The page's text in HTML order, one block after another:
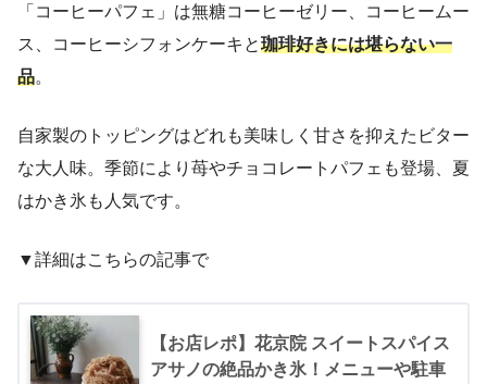
「コーヒーパフェ」は無糖コーヒーゼリー、コーヒームー
ス、コーヒーシフォンケーキと珈琲好きには堪らない一
品。
自家製のトッピングはどれも美味しく甘さを抑えたビター
な大人味。季節により苺やチョコレートパフェも登場、夏
はかき氷も人気です。
▼詳細はこちらの記事で
【お店レポ】花京院 スイートスパイス
アサノの絶品かき氷！メニューや駐車